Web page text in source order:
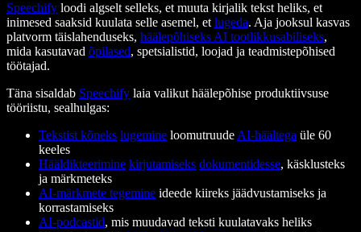
Speechify loodi algselt selleks, et muuta kirjalik tekst heliks, et
inimesed saaksid kuulata selle asemel, et lugeda. Aja jooksul kasvas
platvorm täislahenduseks, häälepõhiseks AI tootlikkusabiliseks,
mida kasutavad õpilased, spetsialistid, loojad ja teadmistepõhised
töötajad.
Täna sisaldab Speechify laia valikut häälepõhise produktiivsuse
tööriistu, sealhulgas:
Tekstist kõneks lugemine loomutruude AI-häältega üle 60
keeles
Hääldikteerimine kirjutamiseks dokumentidesse, käsklusteks
ja märkmeteks
AI-märkmete tegemine ideede kiireks jäädvustamiseks ja
korrastamiseks
AI-podcastid, mis muudavad teksti kuulatavaks heliks